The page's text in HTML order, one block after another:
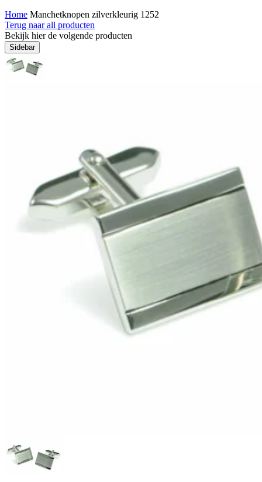
Home Manchetknopen zilverkleurig 1252
Terug naar all producten
Bekijk hier de volgende producten
Sidebar